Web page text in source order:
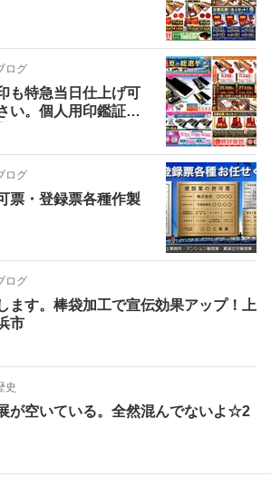
ログ
も特急当日仕上げ可
い。個人用印鑑証明
OK！
ログ
票・登録票各種作製
ログ
ます。棒袋加工で宣伝効果アップ！上
市
史
が空いている。全然混んでないよ☆2